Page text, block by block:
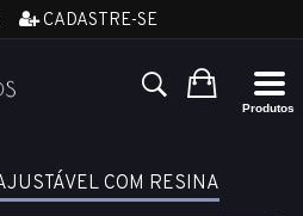
CADASTRE-SE
COM RESINA